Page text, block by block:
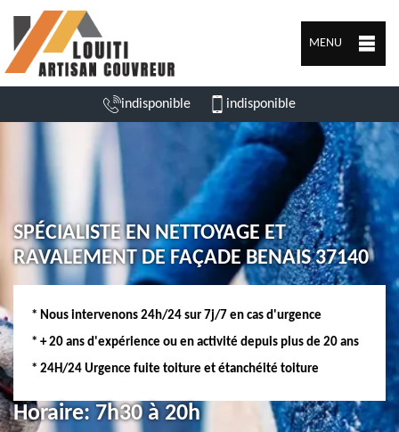
MENU
indisponible indisponible
SPÉCIALISTE EN NETTOYAGE ET
RAVALEMENT DE FAÇADE BENAIS 37140
* Nous intervenons 24h/24 sur 7j/7 en cas d'urgence
* + 20 ans d'expérience ou en activité depuis plus de 20 ans
* 24H/24 Urgence fuite toiture et étanchéité toiture
Horaire: 7h30 à 20h